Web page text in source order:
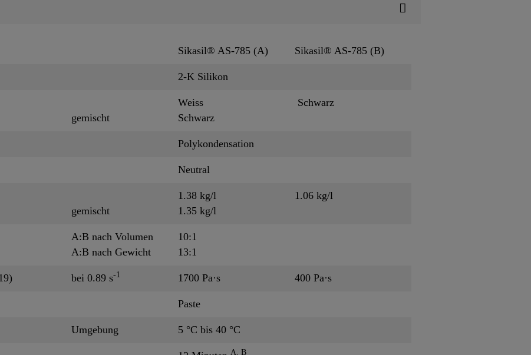
Sikasil® AS-785 (A) Sikasil® AS-785 (B)
2-K Silikon
gemischt
Weiss
Schwarz
Schwarz
Polykondensation
Neutral
gemischt
1.38 kg/l
1.06 kg/l
1.35 kg/l
A:B nach Volumen
A:B nach Gewicht
10:1
13:1
bei 0.89 s-1 1700 Pa·s 400 Pa·s
Paste
Umgebung 5 °C bis 40 °C
A, B